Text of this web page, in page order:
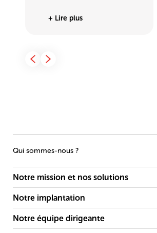
+ Lire plus
Qui sommes-nous ?
Notre mission et nos solutions
Notre implantation
Notre équipe dirigeante